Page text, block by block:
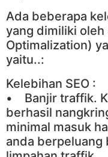
Ada beberapa
yang dimiliki oleh
Optimalization)
yaitu..:
Kelebihan SEO :
• Banjir traffik.
berhasil
minimal masuk
anda berpeluang